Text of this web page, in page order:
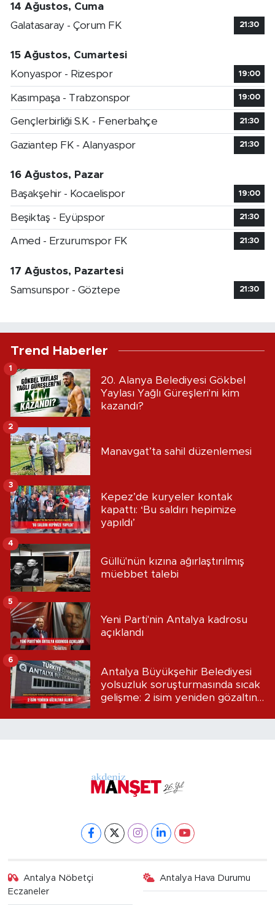
14 Ağustos, Cuma
Galatasaray - Çorum FK
21:30
15 Ağustos, Cumartesi
Konyaspor - Rizespor
19:00
Kasımpaşa - Trabzonspor 19:00
Gençlerbirliği S.K. - Fenerbahçe 21:30
Gaziantep FK - Alanyaspor 21:30
16 Ağustos, Pazar
Başakşehir - Kocaelispor
19:00
Beşiktaş - Eyüpspor 21:30
Amed - Erzurumspor FK 21:30
17 Ağustos, Pazartesi
Samsunspor - Göztepe
21:30
Trend Haberler
20. Alanya Belediyesi Gökbel
Yaylası Yağlı Güreşleri'ni kim
kazandı?
1
Manavgat’ta sahil düzenlemesi
2
Kepez’de kuryeler kontak
kapattı: ‘Bu saldırı hepimize
yapıldı’
3
Güllü'nün kızına ağırlaştırılmış
müebbet talebi
4
Yeni Parti'nin Antalya kadrosu
açıklandı
5
Antalya Büyükşehir Belediyesi
yolsuzluk soruşturmasında sıcak
gelişme: 2 isim yeniden gözaltına
6
Antalya Nöbetçi
Eczaneler
Antalya Hava Durumu